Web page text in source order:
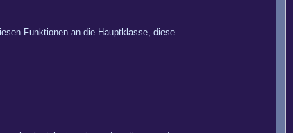
Funktionen an die Hauptklasse, diese